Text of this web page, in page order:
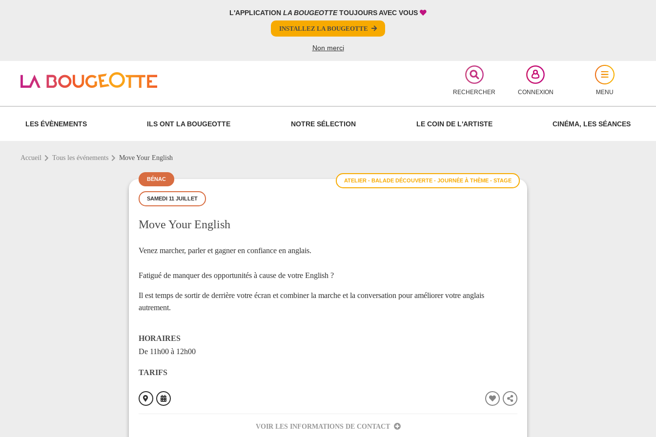
L'APPLICATION LA BOUGEOTTETOUJOURS AVEC VOUS
INSTALLEZ LA BOUGEOTTE
Non merci
RECHERCHER CONNEXION MENU
LES ÉVÈNEMENTS ILS ONT LA BOUGEOTTE NOTRE SÉLECTION LE COIN DE L'ARTISTE CINÉMA, LES SÉANCES
Accueil Tous les événements Move Your English
ATELIER - BALADE DÉCOUVERTE - JOURNÉE À THÈME - STAGE
BÉNAC
SAMEDI 11 JUILLET
Move Your English
Venez marcher, parler et gagner en confiance en anglais.
Fatigué de manquer des opportunités à cause de votre English ?
Il est temps de sortir de derrière votre écran et combiner la marche et la conversation pour améliorer votre anglais
autrement.
HORAIRES
De 11h00 à 12h00
TARIFS
VOIR LES INFORMATIONS DE CONTACT
FERMER
PARTAGER